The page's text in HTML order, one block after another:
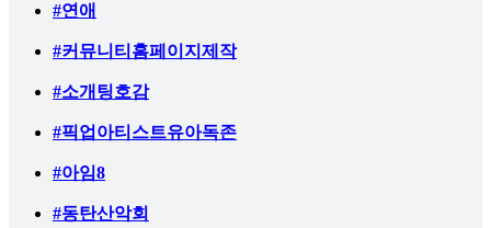
#연애
#커뮤니티홈페이지제작
#소개팅호감
#픽업아티스트유아독존
#아임8
#동탄산악회